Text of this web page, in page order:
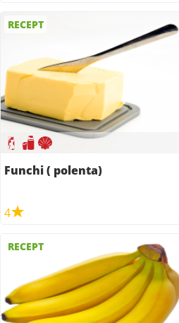
RECEPT
Funchi ( polenta)
4
RECEPT